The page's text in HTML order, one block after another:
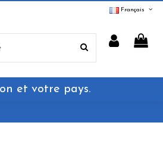
Français
et votre pays.